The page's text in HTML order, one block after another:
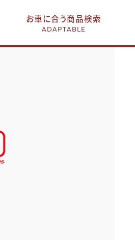
お車に合う商品検索
ADAPTABLE